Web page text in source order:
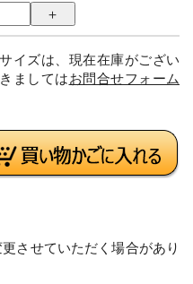
イズは、現在在庫がござい
ましてはお問合せフォーム
させていただく場合があり